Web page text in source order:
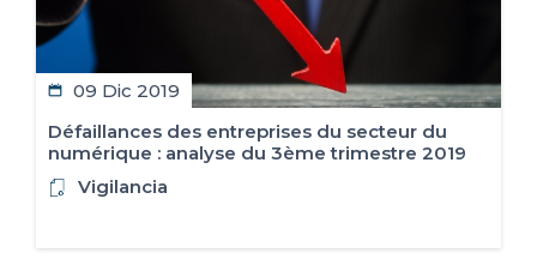
09 Dic 2019
Défaillances des entreprises du secteur du
numérique : analyse du 3ème trimestre 2019
Vigilancia